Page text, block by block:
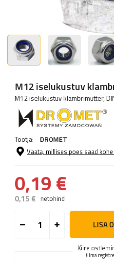
M12 iselukustuv
M12 iselukustuv klambrimutter,
Tootja: DROMET
Vaata, millises poes saad
0,19 €
0,15 € netohind
LISA
Kiire
(ilma